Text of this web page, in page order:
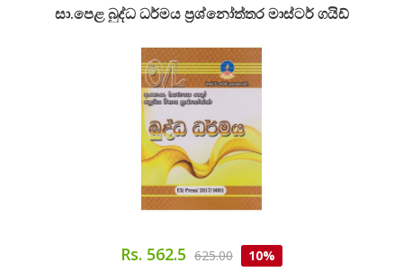
සා.පෙළ බුද්ධ ධර්මය ප්‍රශ්නෝත්තර මාස්ටර් ගයිඩ්
Rs. 562.5 625.00 10%